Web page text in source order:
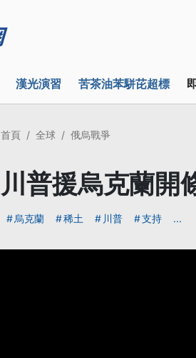
漢光演習 苦茶油苯駢芘超標
首頁 全球 俄烏戰爭
川普援烏克蘭開
烏克蘭 稀土 川普 支持 ...